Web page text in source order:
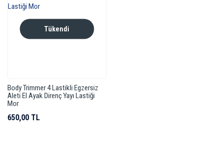
Tükendi
Body Trimmer 4 Lastikli Egzersiz
Aleti El Ayak Direnç Yayı Lastiği
Mor
650,00 TL